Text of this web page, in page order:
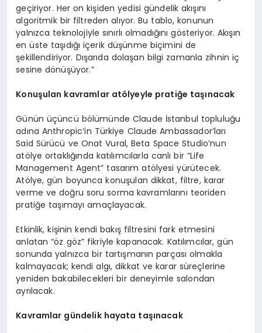
geçiriyor. Her on kişiden yedisi gündelik akışını
algoritmik bir filtreden alıyor. Bu tablo, konunun
yalnızca teknolojiyle sınırlı olmadığını gösteriyor. Akışın
en üste taşıdığı içerik düşünme biçimini de
şekillendiriyor. Dışarıda dolaşan bilgi zamanla zihnin iç
sesine dönüşüyor.”
Konuşulan kavramlar atölyeyle pratiğe taşınacak
Günün üçüncü bölümünde Claude İstanbul topluluğu
adına Anthropic’in Türkiye Claude Ambassador’ları
Said Sürücü ve Onat Vural, Beta Space Studio’nun
atölye ortaklığında katılımcılarla canlı bir “Life
Management Agent” tasarım atölyesi yürütecek.
Atölye, gün boyunca konuşulan dikkat, filtre, karar
verme ve doğru soru sorma kavramlarını teoriden
pratiğe taşımayı amaçlayacak.
Etkinlik, kişinin kendi bakış filtresini fark etmesini
anlatan “öz göz” fikriyle kapanacak. Katılımcılar, gün
sonunda yalnızca bir tartışmanın parçası olmakla
kalmayacak; kendi algı, dikkat ve karar süreçlerine
yeniden bakabilecekleri bir deneyimle salondan
ayrılacak.
Kavramlar gündelik hayata taşınacak